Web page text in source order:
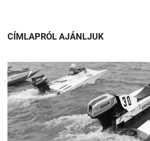
CÍMLAPRÓL AJÁNLJUK